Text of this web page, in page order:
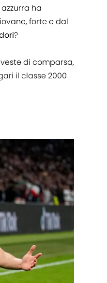
ha
forte e dal
?
di comparsa,
il classe 2000